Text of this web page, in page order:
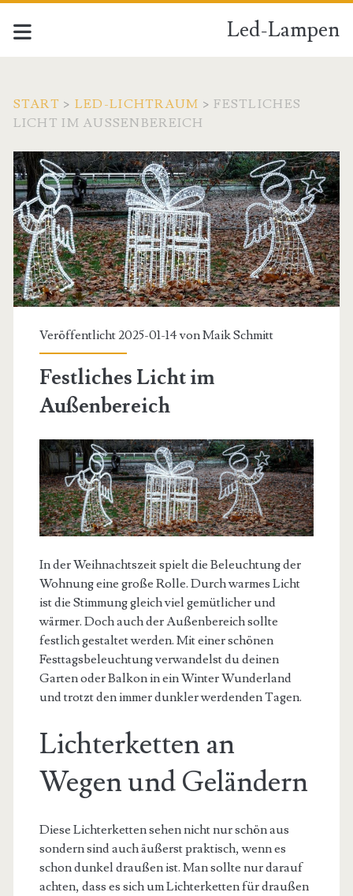
Led-Lampen
START > LED-LICHTRAUM >FESTLICHES
LICHT IM AUSSENBEREICH
Veröffentlicht 2025-01-14 vonMaik Schmitt
Festliches Licht im
Außenbereich
In der Weihnachtszeit spielt die Beleuchtung der
Wohnung eine große Rolle. Durch warmes Licht
ist die Stimmung gleich viel gemütlicher und
wärmer. Doch auch der Außenbereich sollte
festlich gestaltet werden. Mit einer schönen
Festtagsbeleuchtung verwandelst du deinen
Garten oder Balkon in ein Winter Wunderland
und trotzt den immer dunkler werdenden Tagen.
Lichterketten an
Wegen und Geländern
Diese Lichterketten sehen nicht nur schön aus
sondern sind auch äußerst praktisch, wenn es
schon dunkel draußen ist. Man sollte nur darauf
achten, dass es sich um Lichterketten für draußen